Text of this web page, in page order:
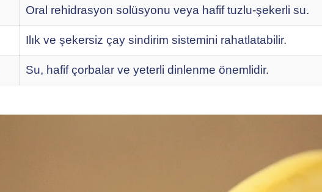
Oral rehidrasyon solüsyonu veya hafif tuzlu-şekerli su.
Ilık ve şekersiz çay sindirim sistemini rahatlatabilir.
Su, hafif çorbalar ve yeterli dinlenme önemlidir.